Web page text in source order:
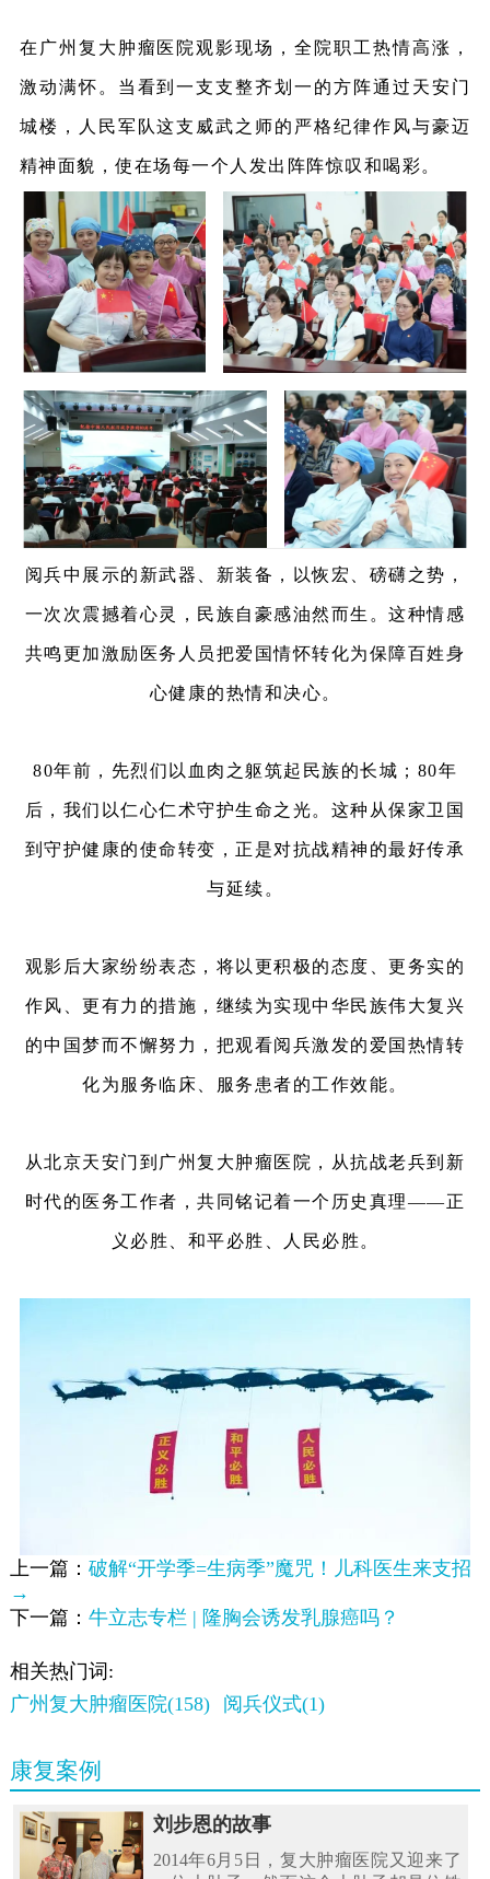
在广州复大肿瘤医院观影现场，全院职工热情高涨，
激动满怀。当看到一支支整齐划一的方阵通过天安门
城楼，人民军队这支威武之师的严格纪律作风与豪迈
精神面貌，使在场每一个人发出阵阵惊叹和喝彩。
阅兵中展示的新武器、新装备，以恢宏、磅礴之势，
一次次震撼着心灵，民族自豪感油然而生。这种情感
共鸣更加激励医务人员把爱国情怀转化为保障百姓身
心健康的热情和决心。
80年前，先烈们以血肉之躯筑起民族的长城；80年
后，我们以仁心仁术守护生命之光。这种从保家卫国
到守护健康的使命转变，正是对抗战精神的最好传承
与延续。
观影后大家纷纷表态，将以更积极的态度、更务实的
作风、更有力的措施，继续为实现中华民族伟大复兴
的中国梦而不懈努力，把观看阅兵激发的爱国热情转
化为服务临床、服务患者的工作效能。
从北京天安门到广州复大肿瘤医院，从抗战老兵到新
时代的医务工作者，共同铭记着一个历史真理——正
义必胜、和平必胜、人民必胜。
上一篇： 破解“开学季=生病季”魔咒！儿科医生来支招
→
下一篇： 牛立志专栏 | 隆胸会诱发乳腺癌吗？
相关热门词:
广州复大肿瘤医院(158)
阅兵仪式(1)
康复案例
刘步恩的故事
2014年6月5日，复大肿瘤医院又迎来了